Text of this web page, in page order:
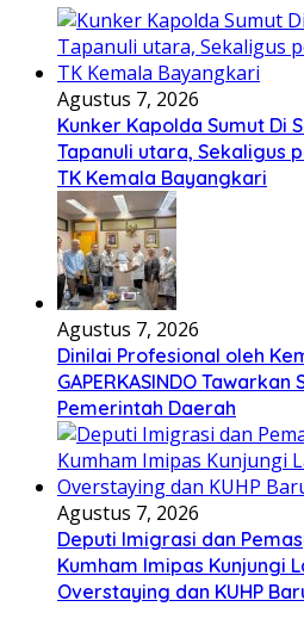
Agustus 7, 2026
Kunker Kapolda Sumut Di
Tapanuli utara, Sekaligus
TK Kemala Bayangkari
Agustus 7, 2026
Dinilai Profesional oleh
GAPERKASINDO
Pemerintah Daerah
Agustus 7, 2026
Deputi Imigrasi dan
Kumham Imipas Kunjungi
Overstaying dan KUHP